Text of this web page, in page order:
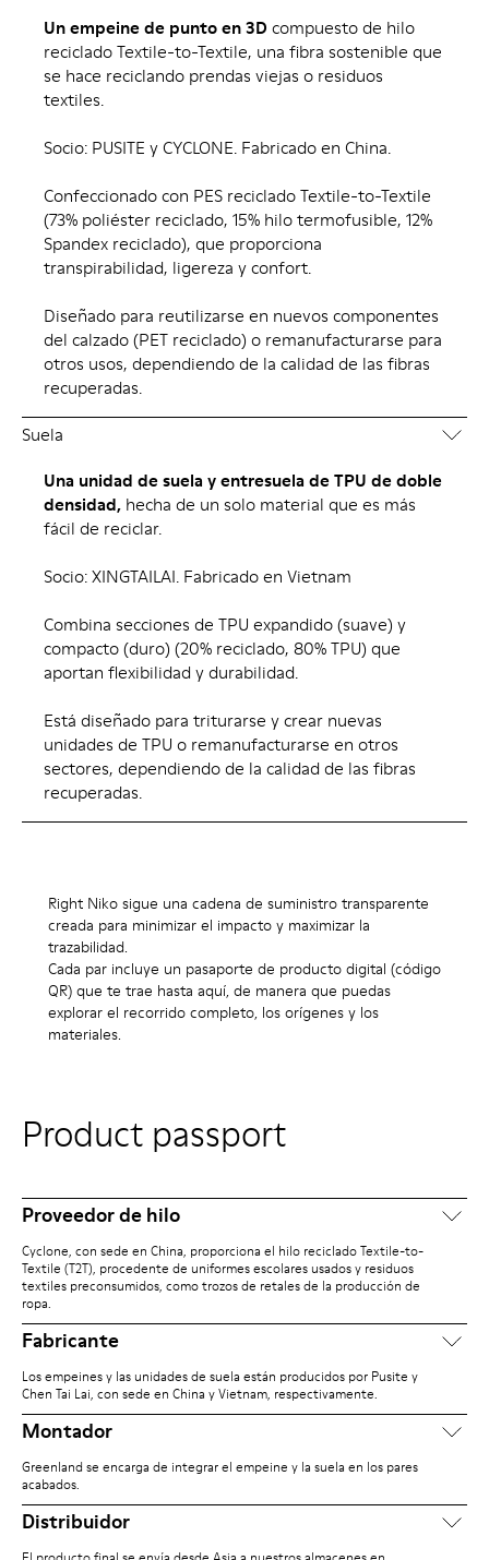
Un empeine de punto en 3D compuesto de hilo
reciclado Textile-to-Textile, una fibra sostenible que
se hace reciclando prendas viejas o residuos
textiles.
Socio: PUSITE y CYCLONE. Fabricado en China.
Confeccionado con PES reciclado Textile-to-Textile
(73% poliéster reciclado, 15% hilo termofusible, 12%
Spandex reciclado), que proporciona
transpirabilidad, ligereza y confort.
Diseñado para reutilizarse en nuevos componentes
del calzado (PET reciclado) o remanufacturarse para
otros usos, dependiendo de la calidad de las fibras
recuperadas.
Suela
Una unidad de suela y entresuela de TPU de doble
densidad, hecha de un solo material que es más
fácil de reciclar.
Socio: XINGTAILAI. Fabricado en Vietnam
Combina secciones de TPU expandido (suave) y
compacto (duro) (20% reciclado, 80% TPU) que
aportan flexibilidad y durabilidad.
Está diseñado para triturarse y crear nuevas
unidades de TPU o remanufacturarse en otros
sectores, dependiendo de la calidad de las fibras
recuperadas.
Product passport
Right Niko sigue una cadena de suministro transparente
creada para minimizar el impacto y maximizar la
trazabilidad.
Cada par incluye un pasaporte de producto digital (código
QR) que te trae hasta aquí, de manera que puedas
explorar el recorrido completo, los orígenes y los
materiales.
Proveedor de hilo
Cyclone, con sede en China, proporciona el hilo reciclado Textile-to-
Textile (T2T), procedente de uniformes escolares usados y residuos
textiles preconsumidos, como trozos de retales de la producción de
ropa.
Fabricante
Los empeines y las unidades de suela están producidos por Pusite y
Chen Tai Lai, con sede en China y Vietnam, respectivamente.
Montador
Greenland se encarga de integrar el empeine y la suela en los pares
acabados.
Distribuidor